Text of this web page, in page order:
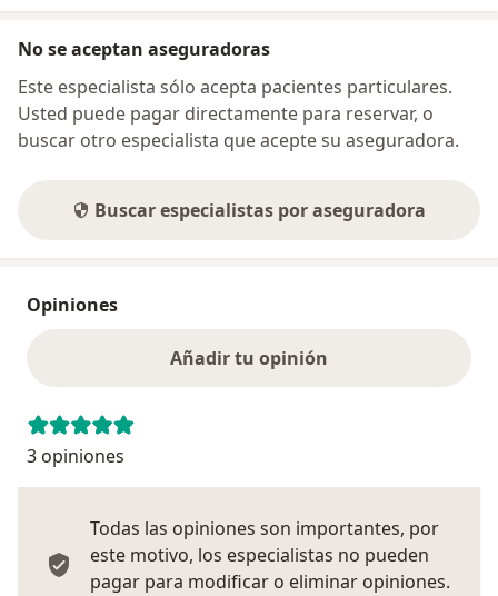
No se aceptan aseguradoras
Este especialista sólo acepta pacientes particulares.
Usted puede pagar directamente para reservar, o
buscar otro especialista que acepte su aseguradora.
Buscar especialistas por aseguradora
Opiniones
Añadir tu opinión
3 opiniones
Todas las opiniones son importantes, por
este motivo, los especialistas no pueden
pagar para modificar o eliminar opiniones.